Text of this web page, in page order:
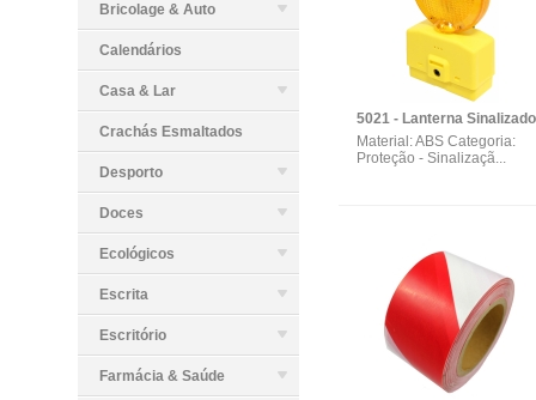
Bricolage & Auto
Calendários
Casa & Lar
Crachás Esmaltados
Desporto
Doces
Ecológicos
Escrita
Escritório
Farmácia & Saúde
Material: ABS Categoria:
Proteção - Sinalizaçã...